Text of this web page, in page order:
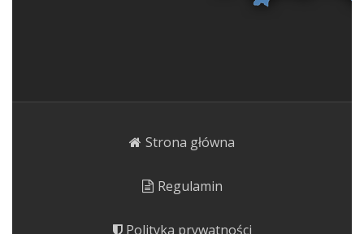
Strona główna
Regulamin
Polityka prywatności